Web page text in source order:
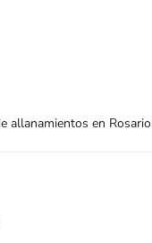
allanamientos en Rosario